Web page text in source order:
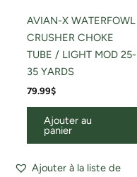
AVIAN-X WATERFOWL
CRUSHER CHOKE
TUBE / LIGHT MOD 25-
35 YARDS
79.99$
Ajouter au
panier
Ajouter à la liste de